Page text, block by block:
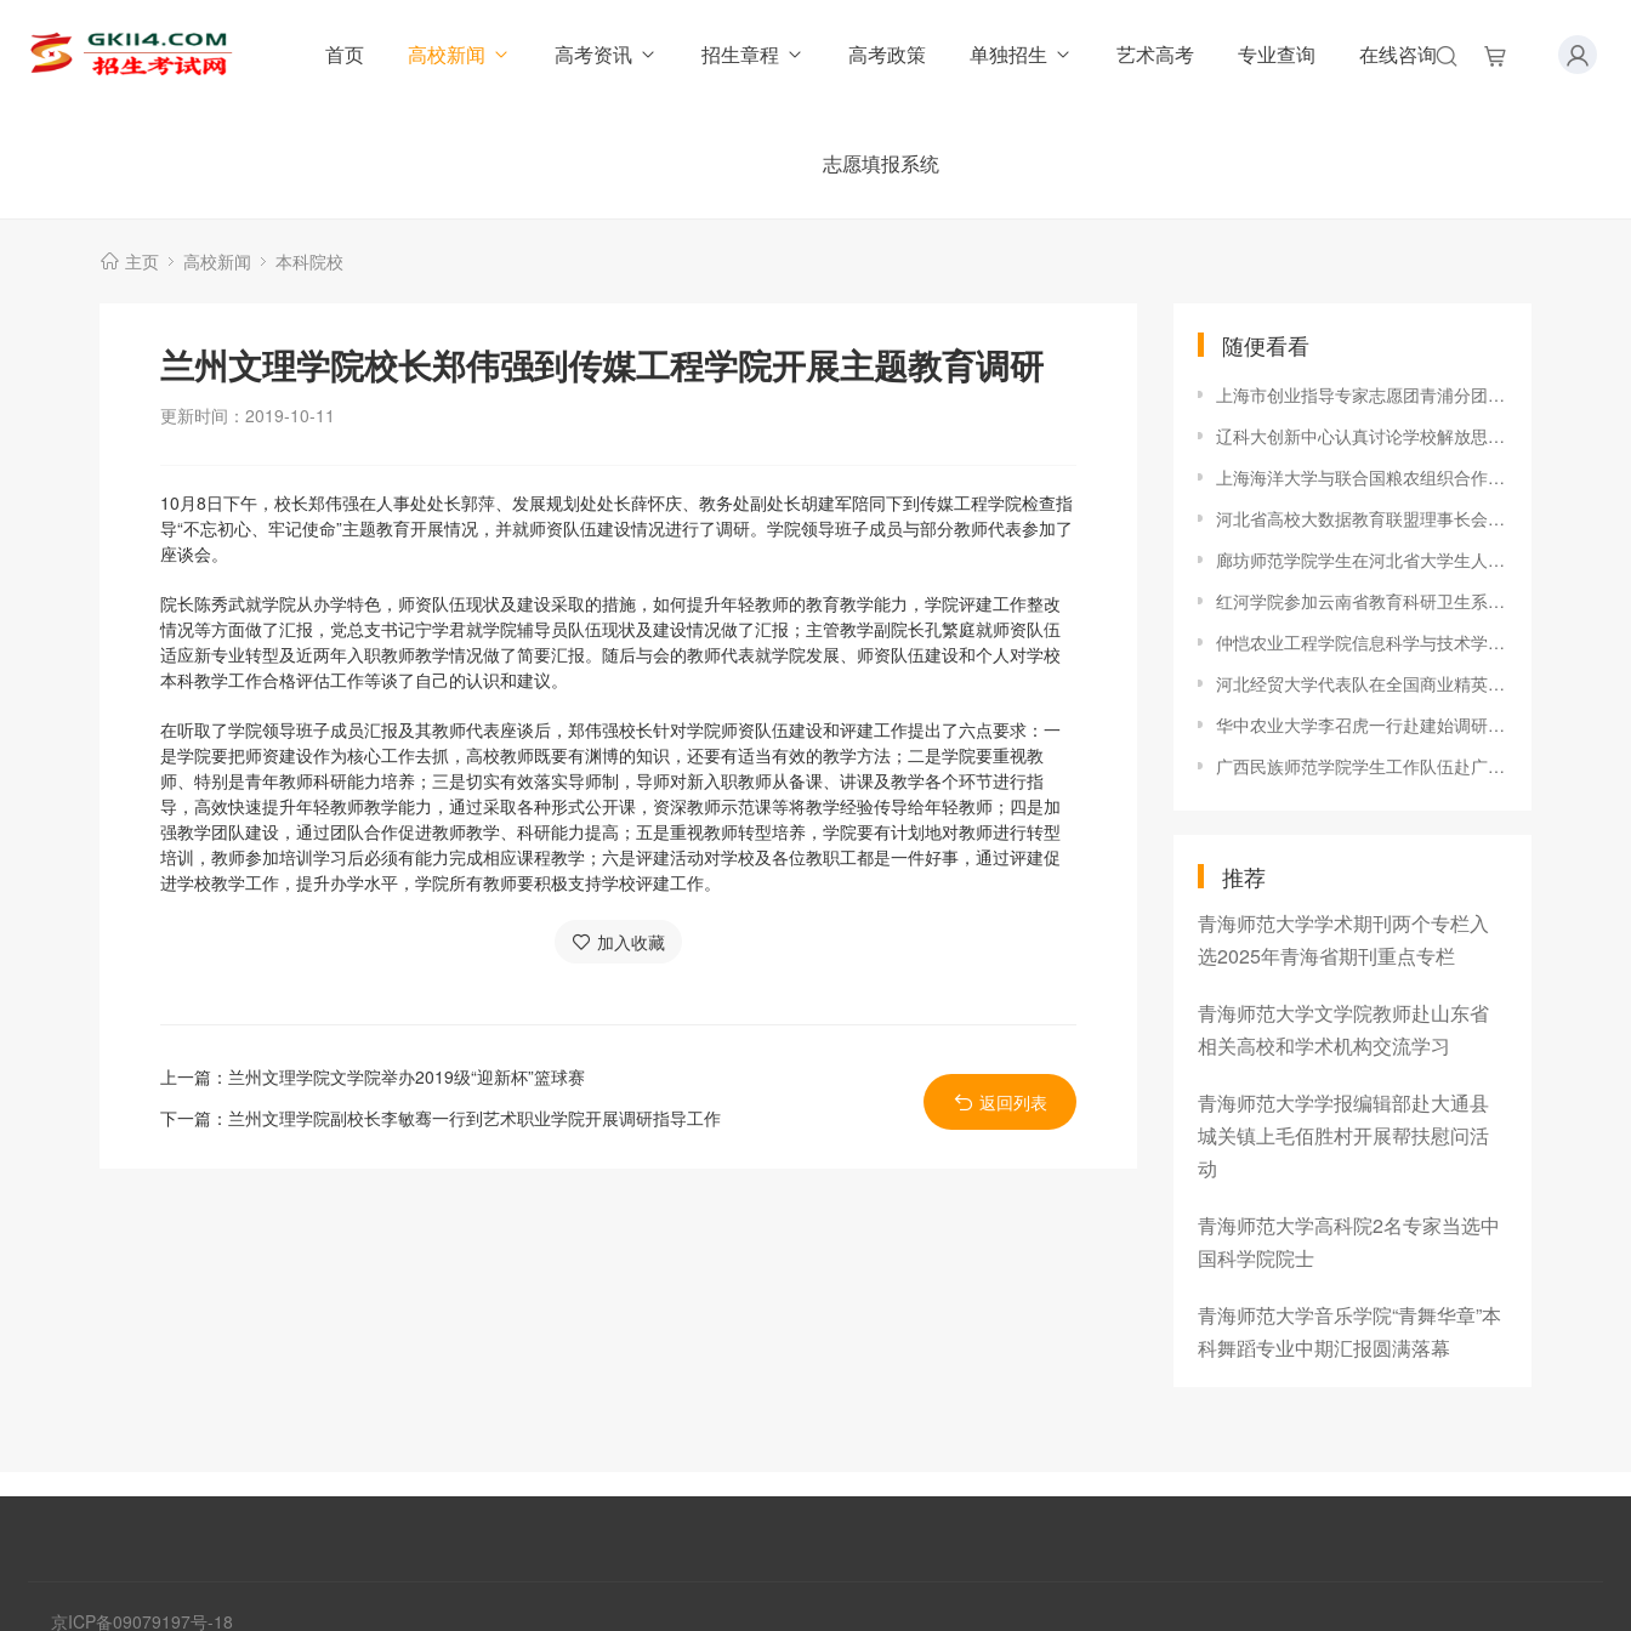
首页 高校新闻 高考资讯 招生章程 高考政策 单独招生 艺术高考 专业查询 在线咨询
志愿填报系统
主页 高校新闻 本科院校
兰州文理学院校长郑伟强到传媒工程学院开展主题教育调研
更新时间：2019-10-11
10月8日下午，校长郑伟强在人事处处长郭萍、发展规划处处长薛怀庆、教务处副处长胡建军陪同下到传媒工程学院检查指
导“不忘初心、牢记使命”主题教育开展情况，并就师资队伍建设情况进行了调研。学院领导班子成员与部分教师代表参加了
座谈会。
院长陈秀武就学院从办学特色，师资队伍现状及建设采取的措施，如何提升年轻教师的教育教学能力，学院评建工作整改
情况等方面做了汇报，党总支书记宁学君就学院辅导员队伍现状及建设情况做了汇报；主管教学副院长孔繁庭就师资队伍
适应新专业转型及近两年入职教师教学情况做了简要汇报。随后与会的教师代表就学院发展、师资队伍建设和个人对学校
本科教学工作合格评估工作等谈了自己的认识和建议。
在听取了学院领导班子成员汇报及其教师代表座谈后，郑伟强校长针对学院师资队伍建设和评建工作提出了六点要求：一
是学院要把师资建设作为核心工作去抓，高校教师既要有渊博的知识，还要有适当有效的教学方法；二是学院要重视教
师、特别是青年教师科研能力培养；三是切实有效落实导师制，导师对新入职教师从备课、讲课及教学各个环节进行指
导，高效快速提升年轻教师教学能力，通过采取各种形式公开课，资深教师示范课等将教学经验传导给年轻教师；四是加
强教学团队建设，通过团队合作促进教师教学、科研能力提高；五是重视教师转型培养，学院要有计划地对教师进行转型
培训，教师参加培训学习后必须有能力完成相应课程教学；六是评建活动对学校及各位教职工都是一件好事，通过评建促
进学校教学工作，提升办学水平，学院所有教师要积极支持学校评建工作。
加入收藏
上一篇： 兰州文理学院文学院举办2019级“迎新杯”篮球赛
下一篇： 兰州文理学院副校长李敏骞一行到艺术职业学院开展调研指导工作
返回列表
随便看看
上海市创业指导专家志愿团青浦分团莅临上海政法学院进行创业指导
辽科大创新中心认真讨论学校解放思想推动高质量发展实施方案
上海海洋大学与联合国粮农组织合作举办稻田养鱼的社会效益国际推
河北省高校大数据教育联盟理事长会议在河北工程大学召开
廊坊师范学院学生在河北省大学生人文知识竞赛中再创佳绩
红河学院参加云南省教育科研卫生系统气排球比赛喜获佳绩
仲恺农业工程学院信息科学与技术学院定制以“党员志愿服务”为主
河北经贸大学代表队在全国商业精英挑战赛中获奖
华中农业大学李召虎一行赴建始调研推进学校定点扶贫工作
广西民族师范学院学生工作队伍赴广西科技师范学院开展素质拓展活
推荐
青海师范大学学术期刊两个专栏入
选2025年青海省期刊重点专栏
青海师范大学文学院教师赴山东省
相关高校和学术机构交流学习
青海师范大学学报编辑部赴大通县
城关镇上毛佰胜村开展帮扶慰问活
动
青海师范大学高科院2名专家当选中
国科学院院士
青海师范大学音乐学院“青舞华章”本
科舞蹈专业中期汇报圆满落幕
京ICP备09079197号-18